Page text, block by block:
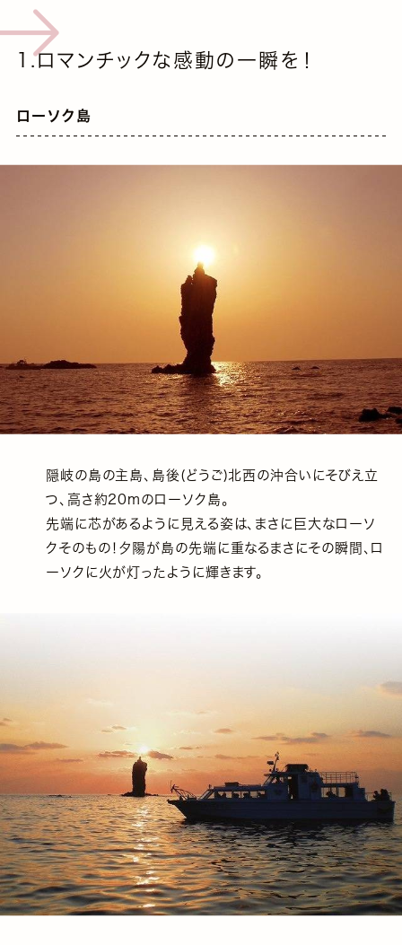
1.ロマンチックな感動の一瞬を！
ローソク島
隠岐の島の主島、島後(どうご)北西の沖合いにそびえ立
つ、高さ約20mのローソク島。
先端に芯があるように見える姿は、まさに巨大なローソ
クそのもの！夕陽が島の先端に重なるまさにその瞬間、ロ
ーソクに火が灯ったように輝きます。